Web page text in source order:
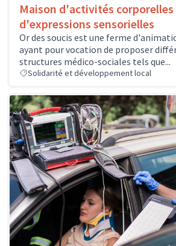
Maison d'activités corporelles
d'expressions sensorielles
Or des soucis est une ferme
ayant pour vocation de proposer
structures médico-sociales tels que...
Solidarité et développement local